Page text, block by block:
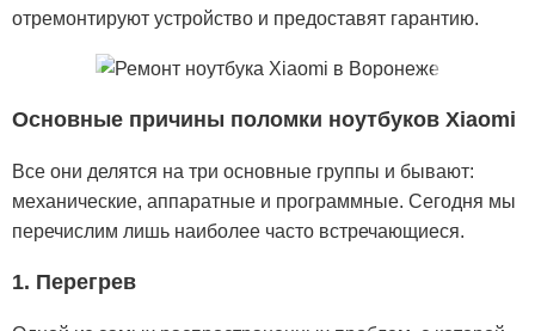
отремонтируют устройство и предоставят гарантию.
Основные причины поломки ноутбуков Xiaomi
Все они делятся на три основные группы и бывают:
механические, аппаратные и программные. Сегодня мы
перечислим лишь наиболее часто встречающиеся.
1. Перегрев